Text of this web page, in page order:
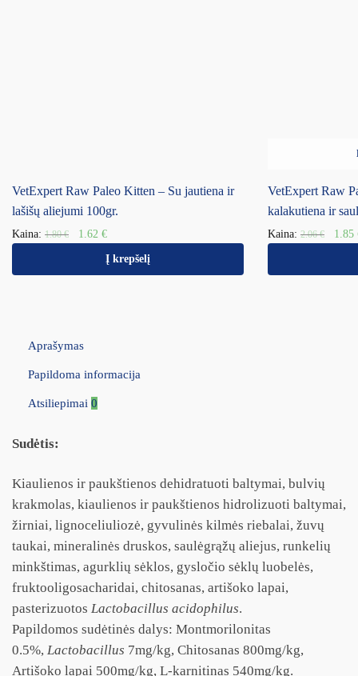
VetExpert Raw Paleo Kitten – Su jautiena ir
lašišų aliejumi 100gr.
Kaina: 1.80€ 1.62 €
Į krepšelį
VetExpert Raw
kalakutiena ir
Kaina: 2.06€ 1.85
Aprašymas
Papildoma informacija
Atsiliepimai 0
Sudėtis:
Kiaulienos ir paukštienos dehidratuoti baltymai, bulvių
krakmolas, kiaulienos ir paukštienos hidrolizuoti baltymai,
žirniai, lignoceliuliozė, gyvulinės kilmės riebalai, žuvų
taukai, mineralinės druskos, saulėgrąžų aliejus, runkelių
minkštimas, agurklių sėklos, gysločio sėklų luobelės,
fruktooligosacharidai, chitosanas, artišoko lapai,
pasterizuotos Lactobacillus acidophilus.
Papildomos sudėtinės dalys: Montmorilonitas
0.5%, Lactobacillus 7mg/kg, Chitosanas 800mg/kg,
Artišoko lapai 500mg/kg, L-karnitinas 540mg/kg.